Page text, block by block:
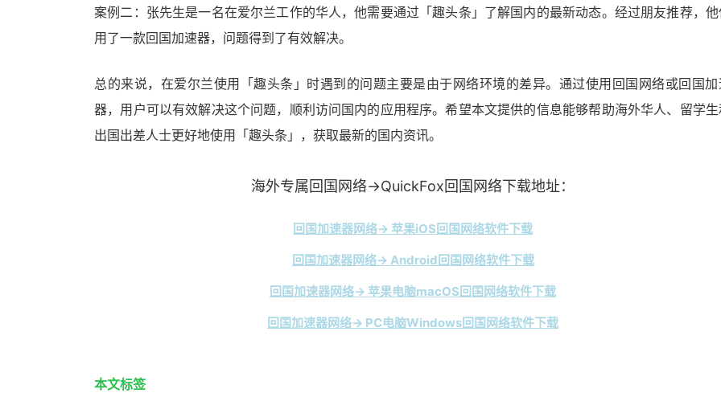
案例二：张先生是一名在爱尔兰工作的华人，他需要通过「趣头条」了解国内的最新动态。经过朋友推荐，
用了一款回国加速器，问题得到了有效解决。
总的来说，在爱尔兰使用「趣头条」时遇到的问题主要是由于网络环境的差异。通过使用回国网络或回国加
器，用户可以有效解决这个问题，顺利访问国内的应用程序。希望本文提供的信息能够帮助海外华人、留学生
出国出差人士更好地使用「趣头条」，获取最新的国内资讯。
海外专属回国网络→QuickFox回国网络下载地址：
回国加速器网络→ 苹果iOS回国网络软件下载
回国加速器网络→ Android回国网络软件下载
回国加速器网络→ 苹果电脑macOS回国网络软件下载
回国加速器网络→ PC电脑Windows回国网络软件下载
本文标签